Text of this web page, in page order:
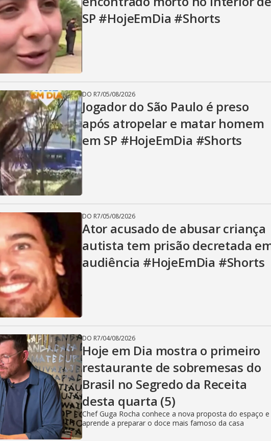
SP #HojeEmDia #Shorts
DO R7/05/08/2026
Jogador do São Paulo é preso
após atropelar e matar homem
em SP #HojeEmDia #Shorts
DO R7/05/08/2026
Ator acusado de abusar criança
autista tem prisão decretada
audiência #HojeEmDia #Shorts
DO R7/04/08/2026
Hoje em Dia mostra o primeiro
restaurante de sobremesas do
Brasil no Segredo da Receita
desta quarta (5)
Chef Guga Rocha conhece a nova proposta do espaço e
aprende a preparar o doce mais famoso da casa